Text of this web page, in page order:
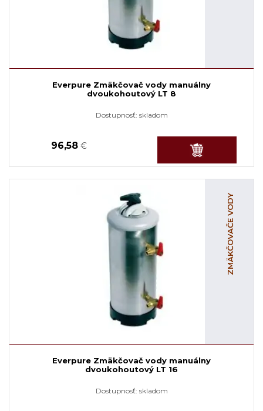
Everpure Zmäkčovač vody manuálny
dvoukohoutový LT 8
Dostupnosť: skladom
96,58 €
ZMÄKČOVAČE VODY
Everpure Zmäkčovač vody manuálny
dvoukohoutový LT 16
Dostupnosť: skladom